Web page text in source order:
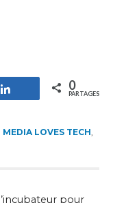
Partagez 0
PARTAGES
MEDIA LOVES TECH,
pour